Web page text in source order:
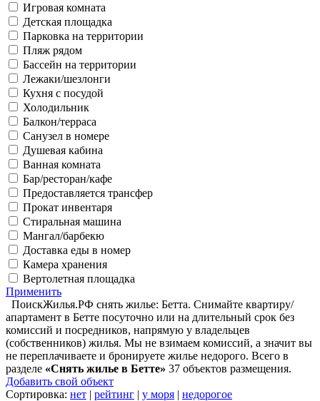
Игровая комната
Детская площадка
Парковка на территории
Пляж рядом
Бассейн на территории
Лежаки/шезлонги
Кухня с посудой
Холодильник
Балкон/терраса
Санузел в номере
Душевая кабина
Ванная комната
Бар/ресторан/кафе
Предоставляется трансфер
Прокат инвентаря
Стиральная машина
Мангал/барбекю
Доставка еды в номер
Камера хранения
Вертолетная площадка
Применить
ПоискЖилья.РФ снять жилье: Бетта. Снимайте квартиру/
апартамент в Бетте посуточно или на длительный срок без
комиссий и посредников, напрямую у владельцев
(собственников) жилья. Мы не взимаем комиссий, а значит вы
не переплачиваете и бронируете жилье недорого. Всего в
разделе «Снять жилье в Бетте» 37 объектов размещения.
Добавить свой объект
Сортировка: нет | рейтинг | у моря | недорогое